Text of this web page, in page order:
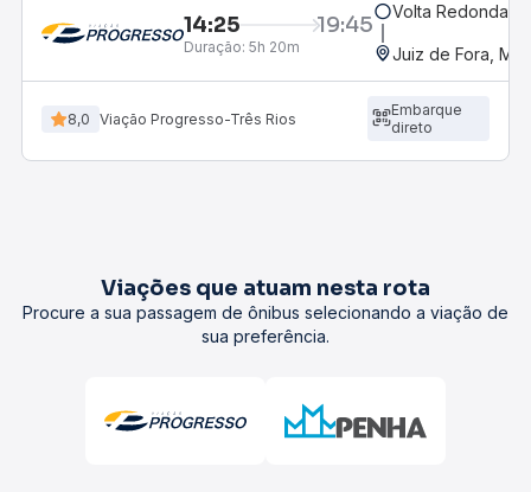
14:25 19:45
Duração: 5h 20m
Volta Redonda,
Juiz de Fora,
8,0 Viação Progresso-Três Rios
Embarque
direto
Viações que atuam nesta rota
Procure a sua passagem de ônibus selecionando a viação de
sua preferência.